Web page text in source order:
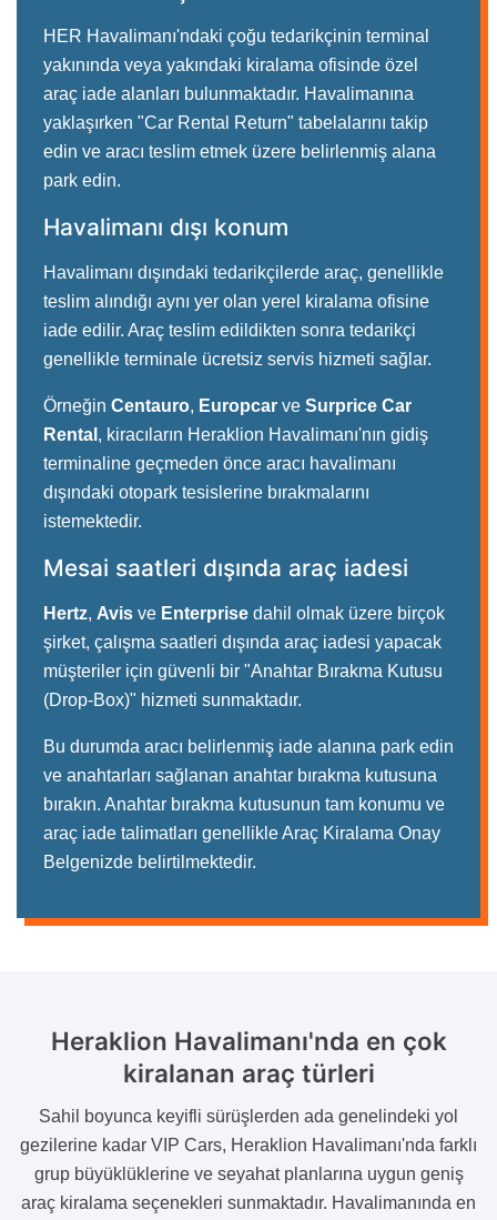
HER Havalimanı'ndaki çoğu tedarikçinin terminal
yakınında veya yakındaki kiralama ofisinde özel
araç iade alanları bulunmaktadır. Havalimanına
yaklaşırken "Car Rental Return" tabelalarını takip
edin ve aracı teslim etmek üzere belirlenmiş alana
park edin.
Havalimanı dışı konum
Havalimanı dışındaki tedarikçilerde araç, genellikle
teslim alındığı aynı yer olan yerel kiralama ofisine
iade edilir. Araç teslim edildikten sonra tedarikçi
genellikle terminale ücretsiz servis hizmeti sağlar.
Örneğin Centauro, Europcar ve Surprice Car
Rental , kiracıların Heraklion Havalimanı'nın gidiş
terminaline geçmeden önce aracı havalimanı
dışındaki otopark tesislerine bırakmalarını
istemektedir.
Mesai saatleri dışında araç iadesi
Hertz, Avis ve Enterprise dahil olmak üzere birçok
şirket, çalışma saatleri dışında araç iadesi yapacak
müşteriler için güvenli bir "Anahtar Bırakma Kutusu
(Drop-Box)" hizmeti sunmaktadır.
Bu durumda aracı belirlenmiş iade alanına park edin
ve anahtarları sağlanan anahtar bırakma kutusuna
bırakın. Anahtar bırakma kutusunun tam konumu ve
araç iade talimatları genellikle Araç Kiralama Onay
Belgenizde belirtilmektedir.
Heraklion Havalimanı'nda en çok
kiralanan araç türleri
Sahil boyunca keyifli sürüşlerden ada genelindeki yol
gezilerine kadar VIP Cars, Heraklion Havalimanı'nda farklı
grup büyüklüklerine ve seyahat planlarına uygun geniş
araç kiralama seçenekleri sunmaktadır. Havalimanında en